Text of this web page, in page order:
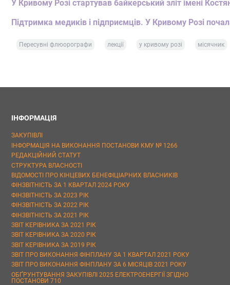
У Кривому Розі стартував байкерський зліт імені
Підтримка медиків і підприємців. У Кривому Розі
Пересувні флюорографи лекції у кривому розі місячник
ІНФОРМАЦІЯ
ЗАКУПІВЛІ
ІНФОРМАЦІЯ НА ВИКОНАННЯ ПОСТАНОВИ КМУ № 1266
РЕДАКЦІЙНИЙ СТАТУТ
СТРУКТУРА ВЛАСНОСТІ
ВІДОМОСТІ ПРО КІНЦЕВИХ БЕНЕФІЦІАРНИХ ВЛАСНИКІВ
ФІНЗВІТНІСТЬ ЗА 1 КВАРТАЛ 2024 РОКУ
ФІНЗВІТНІСТЬ ЗА 2023 РІК
ФІНЗВІТНІСТЬ ЗА 2022 РІК
ФІНЗВІТНІСТЬ ЗА 2021 РІК
ЗВІТ КЕРІВНИКА ЗА 2021 РІК
ЗВІТ КЕРІВНИКА ЗА 2020 РІК
ЗВІТ КЕРІВНИКА ЗА 2019 РІК
ЗВІТ ПРО ВИКОНАННЯ ФІНПЛАНУ ЗА 1 КВАРТАЛ 2021 РОКУ
ЗВІТ ПРО ВИКОНАННЯ ФІНПЛАНУ ЗА 6 МІСЯЦІВ 2021 РОКУ
ОБҐРУНТУВАННЯ ЗАКУПІВЛІ 2025 ЕЛЕКТРОЕНЕРГІЇ ЗГІДНО
ПОСТАНОВИ 710